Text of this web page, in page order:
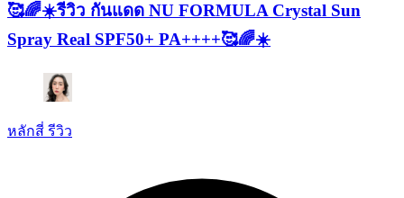
🥰🌈☀️รีวิว กันแดด NU FORMULA Crystal Sun
Spray Real SPF50+ PA++++🥰🌈☀️
หลักสี่ รีวิว